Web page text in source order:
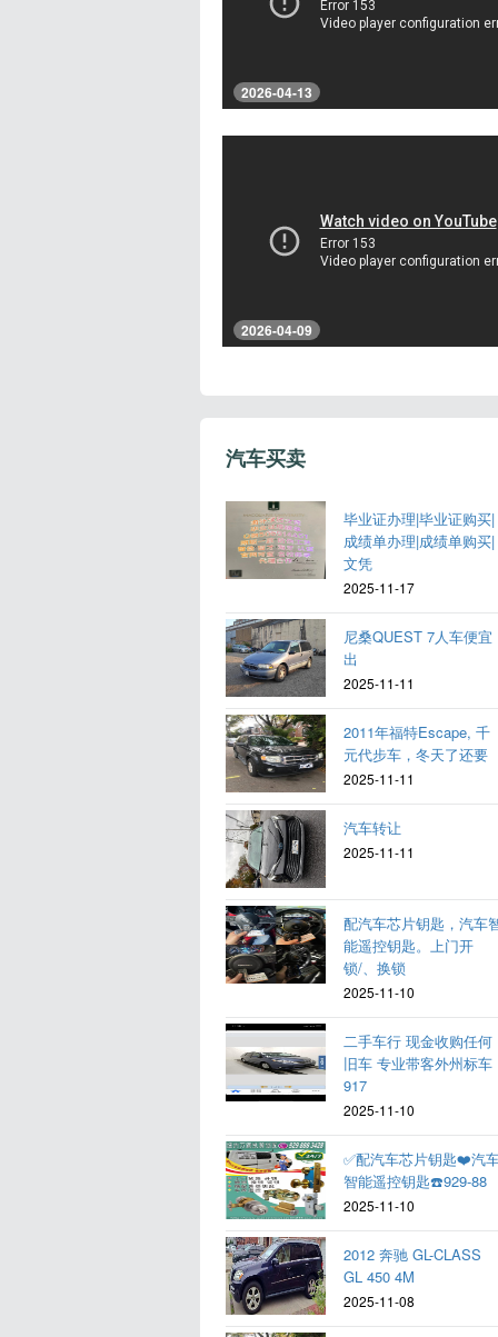
2026-04-13
2026-04-09
汽车买卖
毕业证办理|毕业证购买|
成绩单办理|成绩单购买|
文凭
2025-11-17
尼桑QUEST 7人车便宜
出
2025-11-11
2011年福特Escape, 千
元代步车，冬天了还要
2025-11-11
汽车转让
2025-11-11
配汽车芯片钥匙，汽车
能遥控钥匙。上门开
锁/、换锁
2025-11-10
二手车行 现金收购任何
旧车 专业带客外州标车
917
2025-11-10
✅配汽车芯片钥匙❤️汽
智能遥控钥匙☎️929-88
2025-11-10
2012 奔驰 GL-CLASS
GL 450 4M
2025-11-08